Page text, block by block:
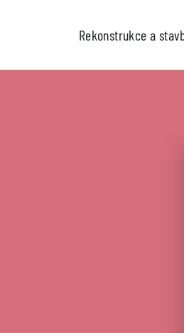
Rekonstrukce a